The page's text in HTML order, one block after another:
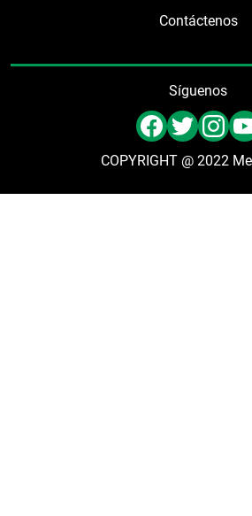
Contáctenos
Síguenos
COPYRIGHT @ 2022